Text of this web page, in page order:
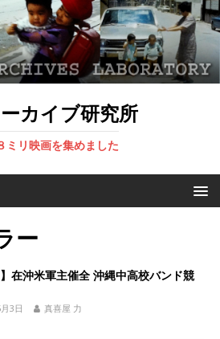
カイブ研究所
ミリ映画を集めました
ー
】在沖米軍主催全 沖縄中高校バンド競
3日 真喜屋 力